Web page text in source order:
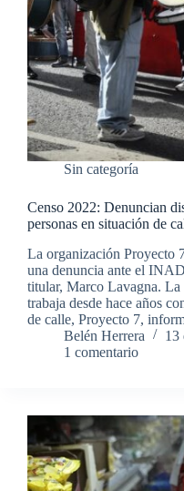
Sin categoría
Censo 2022: Denuncian
personas en situación de
La organización Proyecto
una denuncia ante el
titular, Marco Lavagna.
trabaja desde hace años
de calle, Proyecto 7,
Belén Herrera
13
1 comentario